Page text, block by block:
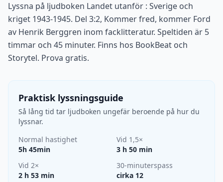
Lyssna på ljudboken Landet utanför : Sverige och
kriget 1943-1945. Del 3:2, Kommer fred, kommer Ford
av Henrik Berggren inom facklitteratur. Speltiden är 5
timmar och 45 minuter. Finns hos BookBeat och
Storytel. Prova gratis.
Praktisk lyssningsguide
Så lång tid tar ljudboken ungefär beroende på hur du
lyssnar.
Normal hastighet
5h 45min
Vid 1,5×
3 h 50 min
Vid 2×
2 h 53 min
30-minuterspass
cirka 12